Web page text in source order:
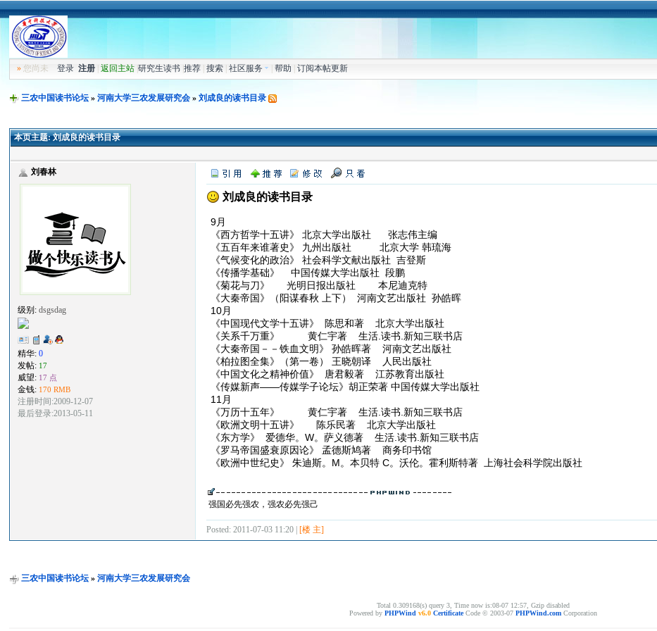
» 您尚未登录 注册 |返回主站 |研究生读书 |推荐 |搜索 |社区服务 |帮助 |订阅本帖更新
三农中国读书论坛»河南大学三农发展研究会 »刘成良的读书目录
本页主题:刘成良的读书目录
刘春林
级别:dsgsdag
精华:0
发帖: 17
威望: 17 点
金钱: 170 RMB
注册时间:2009-12-07
最后登录:2013-05-11
刘成良的读书目录
9月
《西方哲学十五讲》 北京大学出版社 张志伟主编
《五百年来谁著史》 九州出版社 北京大学 韩琉海
《气候变化的政治》 社会科学文献出版社 吉登斯
《传播学基础》 中国传媒大学出版社 段鹏
《菊花与刀》 光明日报出版社 本尼迪克特
《大秦帝国》（阳谋春秋 上下） 河南文艺出版社 孙皓晖
10月
《中国现代文学十五讲》 陈思和著 北京大学出版社
《关系千万重》 黄仁宇著 生活.读书.新知三联书店
《大秦帝国－－铁血文明》 孙皓晖著 河南文艺出版社
《柏拉图全集》（第一卷） 王晓朝译 人民出版社
《中国文化之精神价值》 唐君毅著 江苏教育出版社
《传媒新声——传媒学子论坛》胡正荣著 中国传媒大学出版社
11月
《万历十五年》 黄仁宇著 生活.读书.新知三联书店
《欧洲文明十五讲》 陈乐民著 北京大学出版社
《东方学》 爱德华。W。萨义德著 生活.读书.新知三联书店
《罗马帝国盛衰原因论》 孟德斯鸠著 商务印书馆
《欧洲中世纪史》 朱迪斯。M。本贝特 C。沃伦。霍利斯特著 上海社会科学院出版社
强国必先强农，强农必先强己
Posted: 2011-07-03 11:20 |[楼 主]
三农中国读书论坛 »河南大学三农发展研究会
Total 0.309168(s) query 3, Time now is:08-07 12:57, Gzip disabled
Powered by PHPWind v6.0 CertificateCode © 2003-07 PHPWind.com Corporation